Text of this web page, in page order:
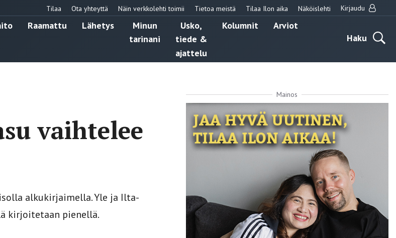
Tilaa Ota yhteyttä Näin verkkolehti toimii Tietoa meistä Tilaa Ilon aika Näköislehti Kirjaudu
Raamattu Lähetys
Minun
tarinani
Usko,
tiede &
ajattelu
Kolumnit
Arviot
Haku
vaihtelee
alkukirjaimella. Yle ja Ilta-
kirjoitetaan pienellä.
Mainos